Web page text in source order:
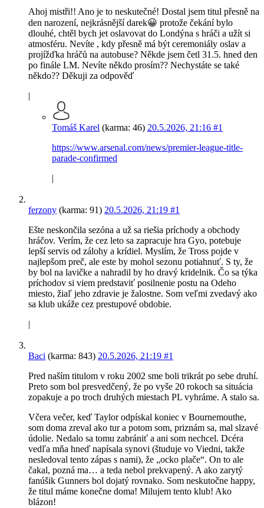
Ahoj mistři!! Ano je to neskutečné! Dostal jsem titul přesně na
den narození, nejkrásnější darek😀 protože čekání bylo
dlouhé, chtěl bych jet oslavovat do Londýna s hráči a užít si
atmosféru. Nevíte , kdy přesně má být ceremoniály oslav a
projížďka hráčů na autobuse? Někde jsem četl 31.5. hned den
po finále LM. Nevíte někdo prosím?? Nechystáte se také
někdo?? Děkuji za odpověď
|
Tomáš Karel (karma: 46) 20.5.2026, 21:16 #1
https://www.arsenal.com/news/premier-league-title-
parade-confirmed
|
ferzony (karma: 91) 20.5.2026, 21:19 #1
Ešte neskončila sezóna a už sa riešia príchody a obchody
hráčov. Verím, že cez leto sa zapracuje hra Gyo, potebuje
lepší servis od zálohy a krídiel. Myslím, že Tross pojde v
najlepšom preč, ale este by mohol sezonu potiahnuť. S ty, že
by bol na lavičke a nahradil by ho dravý kridelnik. Čo sa týka
príchodov si viem predstaviť posilnenie postu na Odeho
miesto, žiaľ jeho zdravie je žalostne. Som veľmi zvedavý ako
sa klub ukáže cez prestupové obdobie.
|
Baci (karma: 843) 20.5.2026, 21:19 #1
Pred naším titulom v roku 2002 sme boli trikrát po sebe druhí.
Preto som bol presvedčený, že po vyše 20 rokoch sa situácia
zopakuje a po troch druhých miestach PL vyhráme. A stalo sa.
Včera večer, keď Taylor odpískal koniec v Bournemouthe,
som doma zreval ako tur a potom som, priznám sa, mal slzavé
údolie. Nedalo sa tomu zabrániť a ani som nechcel. Dcéra
vedľa mňa hneď napísala synovi (študuje vo Viedni, takže
nesledoval tento zápas s nami), že „ocko plače“. On to ale
čakal, pozná ma… a teda nebol prekvapený. A ako zarytý
fanúšik Gunners bol dojatý rovnako. Som neskutočne happy,
že titul máme konečne doma! Milujem tento klub! Ako
blázon!